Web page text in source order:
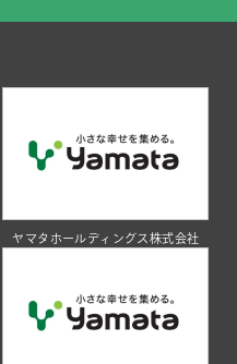
ヤマタホールディングス株式会社